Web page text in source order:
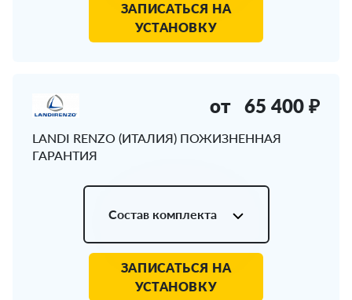
ЗАПИСАТЬСЯ НА
УСТАНОВКУ
LANDI RENZO (ИТАЛИЯ) ПОЖИЗНЕННАЯ
ГАРАНТИЯ
от 65 400 ₽
Состав комплекта
ЗАПИСАТЬСЯ НА
УСТАНОВКУ